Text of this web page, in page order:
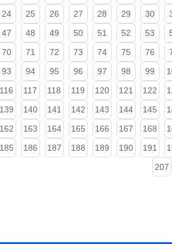
24 25 26 27 28 29 30
47 48 49 50 51 52 53
70 71 72 73 74 75 76
93 94 95 96 97 98 99
116 117 118 119 120 121 122
139 140 141 142 143 144 145
162 163 164 165 166 167 168
185 186 187 188 189 190 191
207